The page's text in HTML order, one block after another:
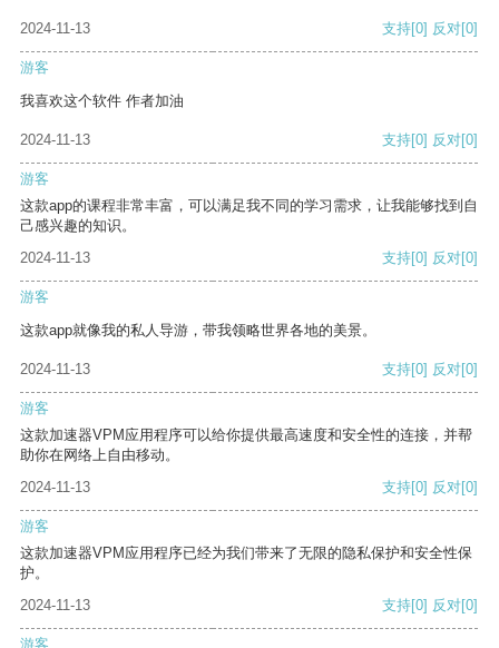
2024-11-13 支持[0] 反对[0]
游客
我喜欢这个软件 作者加油
2024-11-13 支持[0] 反对[0]
游客
这款app的课程非常丰富，可以满足我不同的学习需求，让我能够找到自
己感兴趣的知识。
2024-11-13
支持[0] 反对[0]
游客
这款app就像我的私人导游，带我领略世界各地的美景。
2024-11-13 支持[0] 反对[0]
游客
这款加速器VPM应用程序可以给你提供最高速度和安全性的连接，并帮
助你在网络上自由移动。
2024-11-13
支持[0] 反对[0]
游客
这款加速器VPM应用程序已经为我们带来了无限的隐私保护和安全性保
护。
2024-11-13
支持[0] 反对[0]
游客